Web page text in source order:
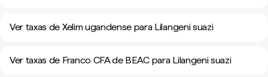
Ver taxas de Xelim ugandense para Lilangeni suazi
Ver taxas de Franco CFA de BEAC para Lilangeni suazi